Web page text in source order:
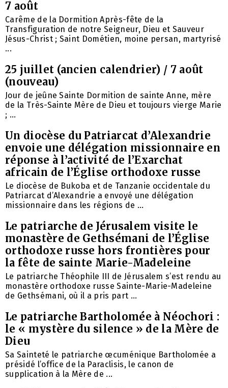
7 août
Carême de la Dormition Après-fête de la
Transfiguration de notre Seigneur, Dieu et Sauveur
Jésus-Christ ; Saint Dométien, moine persan, martyrisé
...
25 juillet (ancien calendrier) / 7 août
(nouveau)
Jour de jeûne Sainte Dormition de sainte Anne, mère
de la Très-Sainte Mère de Dieu et toujours vierge Marie
; ...
Un diocèse du Patriarcat d’Alexandrie
envoie une délégation missionnaire en
réponse à l’activité de l’Exarchat
africain de l’Église orthodoxe russe
Le diocèse de Bukoba et de Tanzanie occidentale du
Patriarcat d’Alexandrie a envoyé une délégation
missionnaire dans les régions de ...
Le patriarche de Jérusalem visite le
monastère de Gethsémani de l’Église
orthodoxe russe hors frontières pour
la fête de sainte Marie-Madeleine
Le patriarche Théophile III de Jérusalem s’est rendu au
monastère orthodoxe russe Sainte-Marie-Madeleine
de Gethsémani, où il a pris part ...
Le patriarche Bartholomée à Néochori :
le « mystère du silence » de la Mère de
Dieu
Sa Sainteté le patriarche œcuménique Bartholomée a
présidé l’office de la Paraclisis, le canon de
supplication à la Mère de ...